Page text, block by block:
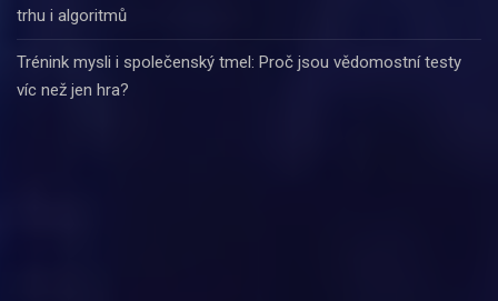
trhu i algoritmů
Trénink mysli i společenský tmel: Proč jsou vědomostní testy
víc než jen hra?